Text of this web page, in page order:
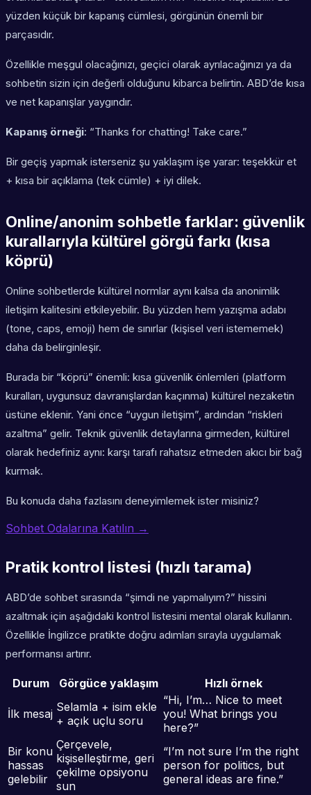
yüzden küçük bir kapanış cümlesi, görgünün önemli bir
parçasıdır.
Özellikle meşgul olacağınızı, geçici olarak ayrılacağınızı ya da
sohbetin sizin için değerli olduğunu kibarca belirtin. ABD’de kısa
ve net kapanışlar yaygındır.
Kapanış örneği: “Thanks for chatting! Take care.”
Bir geçiş yapmak isterseniz şu yaklaşım işe yarar: teşekkür et
+ kısa bir açıklama (tek cümle) + iyi dilek.
Online/anonim sohbetle farklar: güvenlik
kurallarıyla kültürel görgü farkı (kısa
köprü)
Online sohbetlerde kültürel normlar aynı kalsa da anonimlik
iletişim kalitesini etkileyebilir. Bu yüzden hem yazışma adabı
(tone, caps, emoji) hem de sınırlar (kişisel veri istememek)
daha da belirginleşir.
Burada bir “köprü” önemli: kısa güvenlik önlemleri (platform
kuralları, uygunsuz davranışlardan kaçınma) kültürel nezaketin
üstüne eklenir. Yani önce “uygun iletişim”, ardından “riskleri
azaltma” gelir. Teknik güvenlik detaylarına girmeden, kültürel
olarak hedefiniz aynı: karşı tarafı rahatsız etmeden akıcı bir bağ
kurmak.
Bu konuda daha fazlasını deneyimlemek ister misiniz?
Sohbet Odalarına Katılın →
Pratik kontrol listesi (hızlı tarama)
ABD’de sohbet sırasında “şimdi ne yapmalıyım?” hissini
azaltmak için aşağıdaki kontrol listesini mental olarak kullanın.
Özellikle İngilizce pratikte doğru adımları sırayla uygulamak
performansı artırır.
Durum Görgüce yaklaşım Hızlı örnek
İlk mesaj Selamla + isim ekle
+ açık uçlu soru
“Hi, I’m… Nice to meet
you! What brings you
here?”
Bir konu
hassas
gelebilir
Çerçevele,
kişiselleştirme, geri
çekilme opsiyonu
sun
“I’m not sure I’m the right
person for politics, but
general ideas are fine.”